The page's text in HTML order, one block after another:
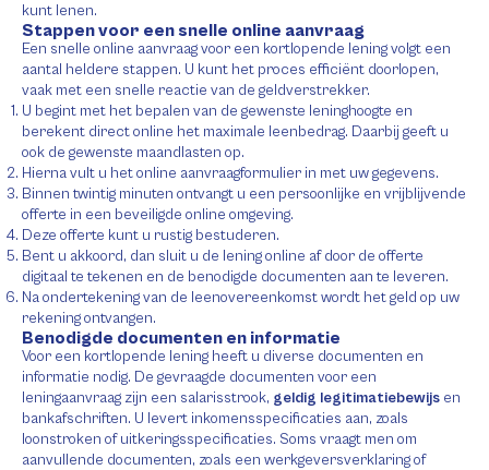
kunt lenen.
Stappen voor een snelle online aanvraag
Een snelle online aanvraag voor een kortlopende lening volgt een
aantal heldere stappen. U kunt het proces efficiënt doorlopen,
vaak met een snelle reactie van de geldverstrekker.
U begint met het bepalen van de gewenste leninghoogte en
berekent direct online het maximale leenbedrag. Daarbij geeft u
ook de gewenste maandlasten op.
Hierna vult u het online aanvraagformulier in met uw gegevens.
Binnen twintig minuten ontvangt u een persoonlijke en vrijblijvende
offerte in een beveiligde online omgeving.
Deze offerte kunt u rustig bestuderen.
Bent u akkoord, dan sluit u de lening online af door de offerte
digitaal te tekenen en de benodigde documenten aan te leveren.
Na ondertekening van de leenovereenkomst wordt het geld op uw
rekening ontvangen.
Benodigde documenten en informatie
Voor een kortlopende lening heeft u diverse documenten en
informatie nodig. De gevraagde documenten voor een
leningaanvraag zijn een salarisstrook, geldig legitimatiebewijs en
bankafschriften. U levert inkomensspecificaties aan, zoals
loonstroken of uitkeringsspecificaties. Soms vraagt men om
aanvullende documenten, zoals een werkgeversverklaring of